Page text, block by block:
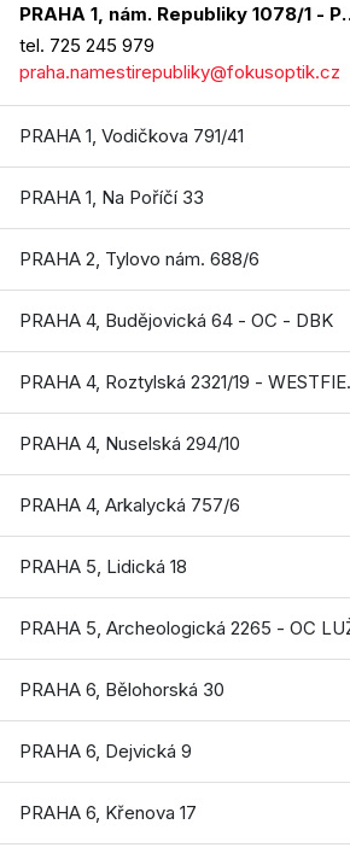
PRAHA
tel. 725 245 979
praha.namestirepubliky@fokusoptik.cz
PRAHA 1, Vodičkova 791/41
PRAHA 1, Na Poříčí 33
PRAHA 2, Tylovo nám. 688/6
PRAHA 4, Budějovická 64 - OC - DBK
PRAHA 4, Roztylská
PRAHA 4, Nuselská 294/10
PRAHA 4, Arkalycká 757/6
PRAHA 5, Lidická 18
PRAHA 5, Archeologická 2265
PRAHA 6, Bělohorská 30
PRAHA 6, Dejvická 9
PRAHA 6, Křenova 17